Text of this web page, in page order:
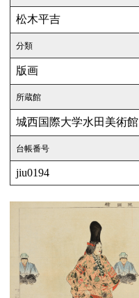
松木平吉
分類
版画
所蔵館
城西国際大学水田美術館
台帳番号
jiu0194